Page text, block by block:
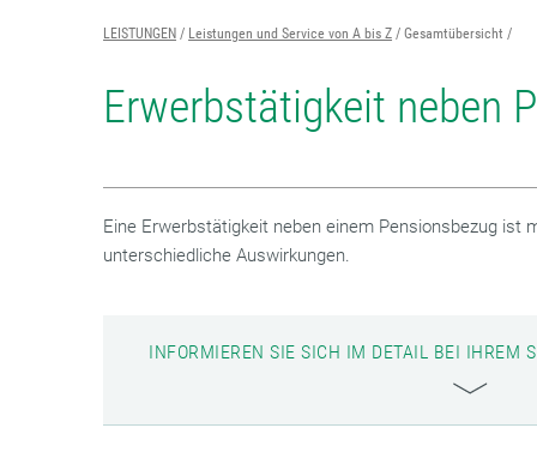
LEISTUNGEN Leistungen und Service von A bis Z Gesamtübersicht
Erwerbstätigkeit neben
Eine Erwerbstätigkeit neben einem Pensionsbezug ist
unterschiedliche Auswirkungen.
INFORMIEREN SIE SICH IM DETAIL BEI IHREM